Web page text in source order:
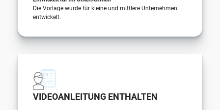
Die Vorlage wurde für kleine und mittlere Unternehmen
entwickelt.
VIDEOANLEITUNG ENTHALTEN